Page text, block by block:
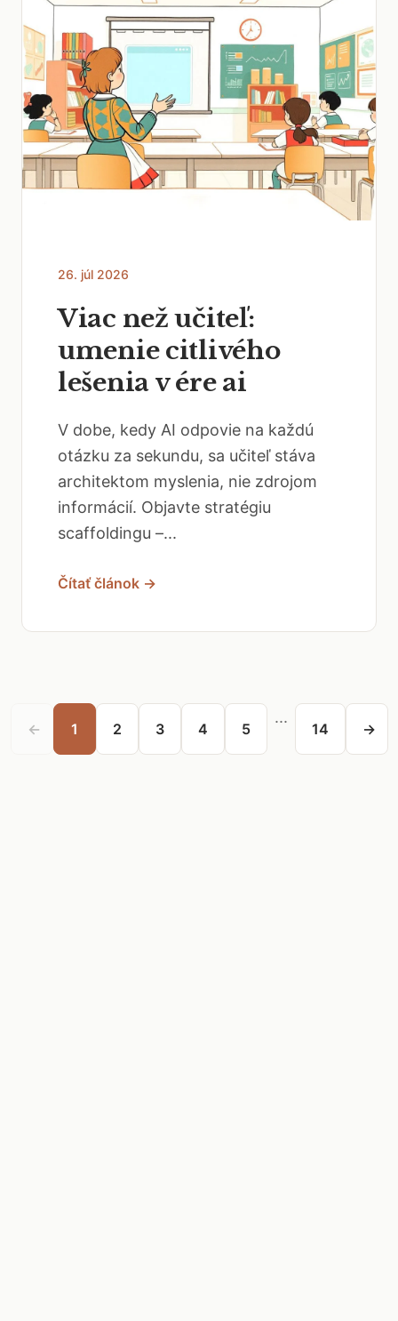
26. júl 2026
Viac než učiteľ:
umenie citlivého
lešenia v ére ai
V dobe, kedy AI odpovie na každú
otázku za sekundu, sa učiteľ stáva
architektom myslenia, nie zdrojom
informácií. Objavte stratégiu
scaffoldingu –...
Čítať článok →
← 1 2 3 4 5
...
14 →